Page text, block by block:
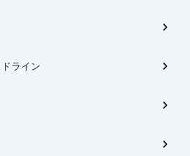
ライン